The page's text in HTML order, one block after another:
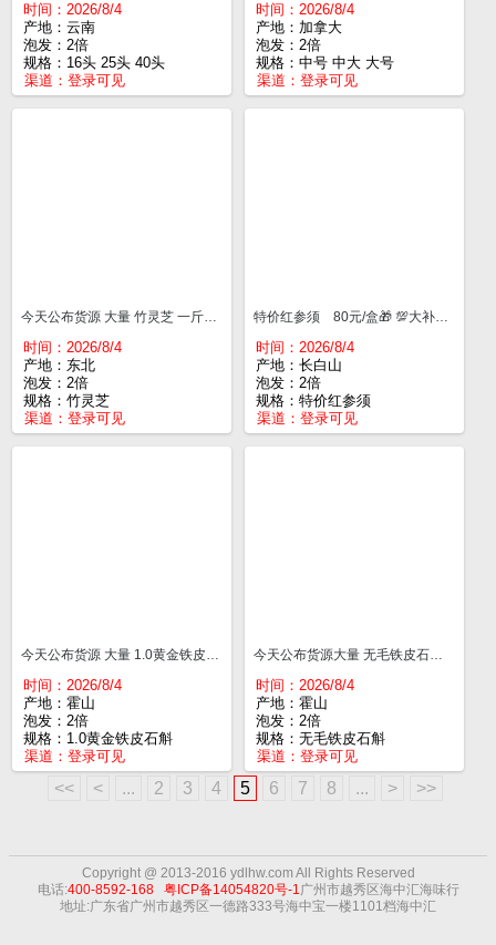
时间：2026/8/4
产地：云南
泡发：2倍
规格：16头 25头 40头
渠道： 登录可见
时间：2026/8/4
产地：加拿大
泡发：2倍
规格：中号 中大 大号
渠道：登录可见
今天公布货源 大量 竹灵芝 一斤¥90
时间：2026/8/4
产地：东北
泡发：2倍
规格：竹灵芝
渠道： 登录可见
特价红参须 80元/盒🎁 💯大补元气红参须💯 百草之王，气血双补 春养生，正当时
时间：2026/8/4
产地：长白山
泡发：2倍
规格：特价红参须
渠道：登录可见
今天公布货源 大量 1.0黄金铁皮石斛 一斤¥200
时间：2026/8/4
产地：霍山
泡发：2倍
规格：1.0黄金铁皮石斛
渠道： 登录可见
今天公布货源大量 无毛铁皮石斛 一斤¥155
时间：2026/8/4
产地：霍山
泡发：2倍
规格：无毛铁皮石斛
渠道：登录可见
<< < ... 2 3 4 5 6 7 8 ... > >>
Copyright @ 2013-2016 ydlhw.com All Rights Reserved
电话:400-8592-168 粤ICP备14054820号-1广州市越秀区海中汇海味行
地址:广东省广州市越秀区一德路333号海中宝一楼1101档海中汇